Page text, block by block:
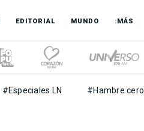
EDITORIAL MUNDO :MÁS
#Especiales LN #Hambre cero